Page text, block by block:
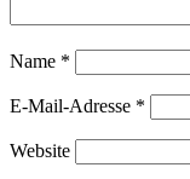
Name *
E-Mail-Adresse *
Website